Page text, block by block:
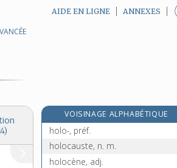
AIDE EN LIGNE ANNEXES
VOISINAGE ALPHABÉTIQUE
holmium, n. m.
holo-, préf.
holocauste, n. m.
holocène, adj.